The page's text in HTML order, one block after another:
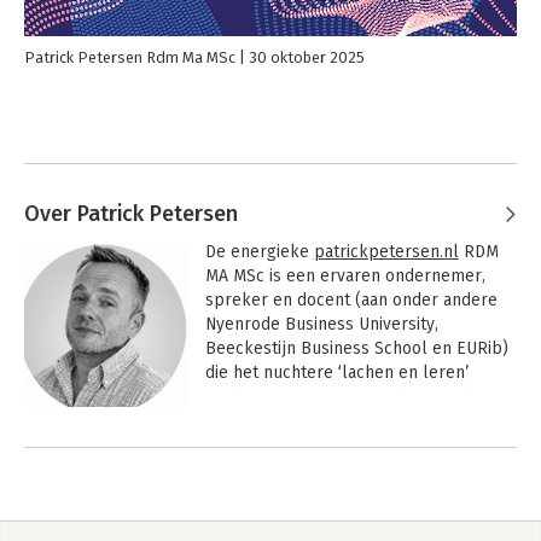
Patrick Petersen Rdm Ma MSc 30 oktober 2025
Over Patrick Petersen
De energieke patrickpetersen.nl RDM
MA MSc is een ervaren ondernemer,
spreker en docent (aan onder andere
Nyenrode Business University,
Beeckestijn Business School en EURib)
die het nuchtere ‘lachen en leren’
strateeg, internationaal spreker, docent
voor tal van internationale organisaties,
Andere boeken door Patrick